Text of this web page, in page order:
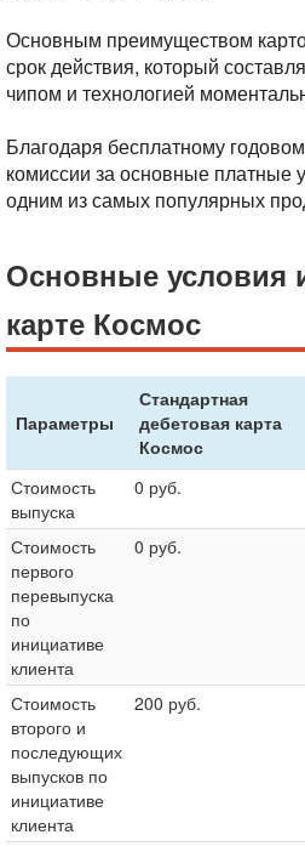
Основным преимуществом
срок действия, который
чипом и технологией
Благодаря бесплатному
комиссии за основные платные
одним из самых популярных
Основные условия
карте Космос
Параметры
Стандартная
дебетовая карта
Космос
Стоимость
выпуска
0 руб.
Стоимость
первого
перевыпуска
по
инициативе
клиента
0 руб.
Стоимость
второго и
последующих
выпусков по
инициативе
клиента
200 руб.